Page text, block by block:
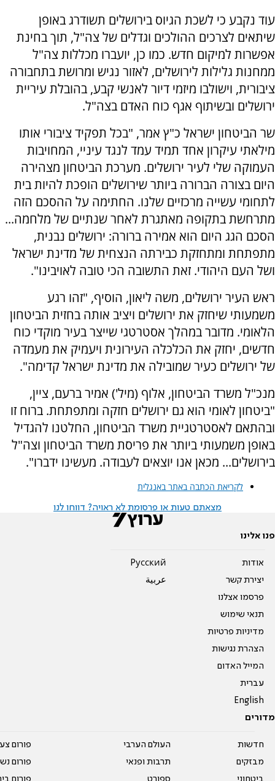
עוד נקבע כי לשכת הגיוס בירושלים תשודרג באופן
שיתאים לצרכים ההולכים וגדלים של צה"ל, תוך בחינת
אפשרות למיקום חדש. כמו כן, יועברו מכללות צה"ל
ממחנות גלילות לירושלים, לאזור נגיש ומרושת בתחבורה
ציבורית, וישולבו מיזמי דיור לאנשי קבע, בהובלת עיריית
ירושלים ובשיתוף אגף כוח האדם בצה"ל.
שר הביטחון ישראל כ"ץ אמר, "בכל תפקיד ציבורי אותו
מילאתי עיקרון אחד תמיד עמד לנגד עיניי, המחויבות
העמוקה שלי לעיר ירושלים. מערכת הביטחון מצהירה
היום בצורה הברורה ביותר שירושלים הופכת להיות בית
לתחומי עשייה מרכזיים שלנו. החתימה על ההסכם הזה
מתרחשת בתקופה מאתגרת לאחר שנתיים של מלחמה...
הסכם הגג היום הוא אמירה ברורה: ירושלים נבנית,
מתפתחת ומתחזקת כבירתה הנצחית של מדינת ישראל
ושל העם היהודי. זאת התשובה הכי טובה לאויבינו".
ראש העיר ירושלים, משה ליאון, הוסיף, "זהו רגע
משמעותי שיחזק את ירושלים ויציב אותה בחזית הביטחון
הלאומי. מדובר במהלך אסטרטגי שייצר בעיר מוקדי כוח
חדשים, יחזק את הכלכלה העירונית ויעמיק את מעמדה
של ירושלים כעיר שמובילה את מדינת ישראל קדימה".
מנכ"ל משרד הביטחון, אלוף (מיל') אמיר ברעם, ציין,
"ביטחון לאומי הוא גם ירושלים חזקה ומתפתחת. ברוח זו
ובהתאם לאסטרטגיית משרד הביטחון, החלטנו להגדיל
באופן משמעותי ביותר את פריסת משרד הביטחון וצה"ל
בירושלים... מכאן אנו יוצאים לעבודה. מעשינו ידברו".
לקריאת הכתבה באתר באנגלית
מצאתם טעות או פרסומת לא ראויה? דווחו לנו
פנו אלינו
אודות
יצירת קשר
פרסמו אצלנו
תנאי שימוש
מדיניות פרטיות
הצהרת נגישות
המייל האדום
עברית
English
Pусский
عربية
מדורים
חדשות
מבזקים
ביטחוני
העולם הערבי
תרבות ופנאי
ספורט
פורום
פורום
פורום